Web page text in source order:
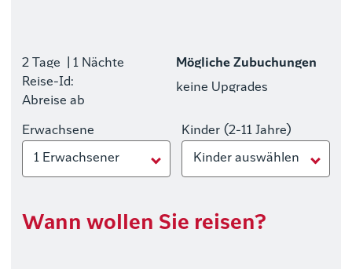
2 Tage
| 1 Nächte
Reise-Id:
Abreise ab
Mögliche Zubuchungen
keine Upgrades
Erwachsene
1 Erwachsener
Kinder (2-11 Jahre)
Kinder auswählen
Wann wollen Sie reisen?